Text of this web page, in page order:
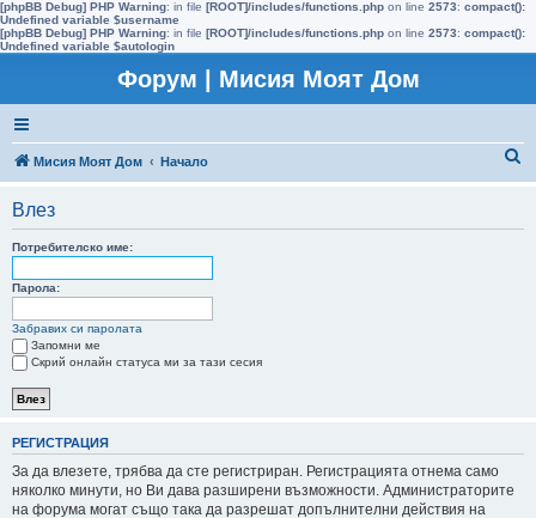
[phpBB Debug] PHP Warning: in file [ROOT]/includes/functions.php on line 2573: compact():
Undefined variable $username
[phpBB Debug] PHP Warning: in file [ROOT]/includes/functions.php on line 2573: compact():
Undefined variable $autologin
Форум | Мисия Моят Дом
Мисия Моят Дом Начало
Влез
Потребителско име:
Парола:
Забравих си паролата
Запомни ме
Скрий онлайн статуса ми за тази сесия
РЕГИСТРАЦИЯ
За да влезете, трябва да сте регистриран. Регистрацията отнема само
няколко минути, но Ви дава разширени възможности. Администраторите
на форума могат също така да разрешат допълнителни действия на